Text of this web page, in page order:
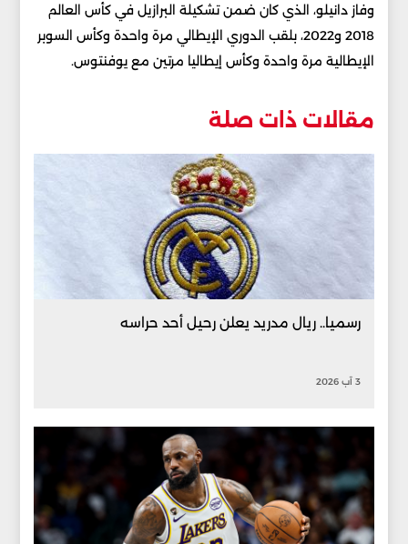
وفاز دانيلو، الذي كان ضمن تشكيلة البرازيل في كأس العالم
2018 و2022، بلقب الدوري الإيطالي مرة واحدة وكأس السوبر
الإيطالية مرة واحدة وكأس إيطاليا مرتين مع يوفنتوس.
مقالات ذات صلة
رسميا.. ريال مدريد يعلن رحيل أحد حراسه
3 آب 2026